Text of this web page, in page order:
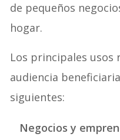
de pequeños
hogar.
Los principales
audiencia
siguientes:
Negocios y